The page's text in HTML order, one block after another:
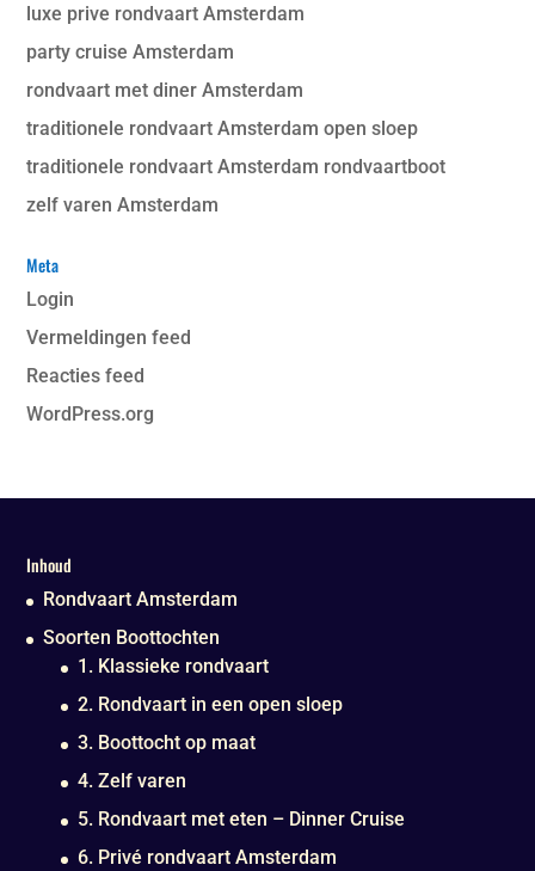
luxe prive rondvaart Amsterdam
party cruise Amsterdam
rondvaart met diner Amsterdam
traditionele rondvaart Amsterdam open sloep
traditionele rondvaart Amsterdam rondvaartboot
zelf varen Amsterdam
Meta
Login
Vermeldingen feed
Reacties feed
WordPress.org
Inhoud
Rondvaart Amsterdam
Soorten Boottochten
1. Klassieke rondvaart
2. Rondvaart in een open sloep
3. Boottocht op maat
4. Zelf varen
5. Rondvaart met eten – Dinner Cruise
6. Privé rondvaart Amsterdam